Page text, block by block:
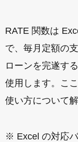
RATE 関数は
で、毎月定額の
ローンを完遂す
使用します。こ
使い方について解
※ Excel の対応